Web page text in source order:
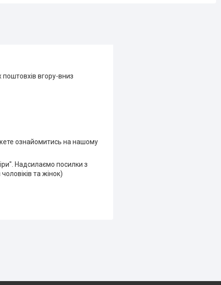
поштовхів вгору-вниз
ознайомитись на нашому
Надсилаємо посилки з
та жінок)